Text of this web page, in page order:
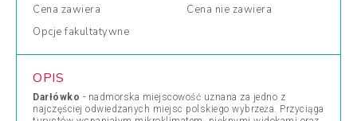
Cena zawiera Cena nie zawiera
Opcje fakultatywne
OPIS
Darłówko - nadmorska miejscowość uznana za jedno z
najczęściej odwiedzanych miejsc polskiego wybrzeża. Przyciąga